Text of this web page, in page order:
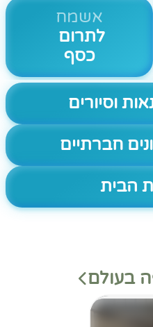
אשמח
לתרום
כסף
וסיורים
חברתיים
הבית
בעולם